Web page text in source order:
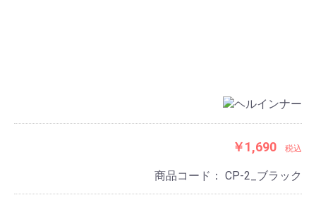
￥1,690 税込
商品コード： CP-2_ブラック